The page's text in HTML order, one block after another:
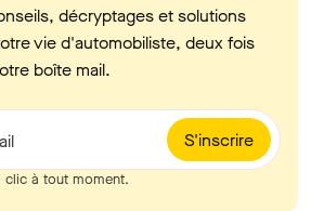
décryptages et solutions
vie d'automobiliste, deux fois
boîte mail.
S'inscrire
clic à tout moment.